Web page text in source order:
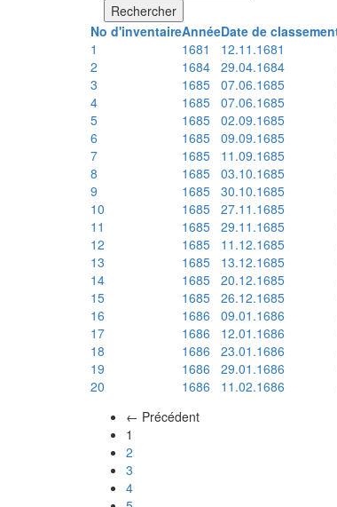
Rechercher
No d'inventaireAnnéeDate de
1
1681 12.11.1681
2
1684 29.04.1684
3
1685 07.06.1685
4
1685 07.06.1685
5
1685 02.09.1685
6
1685 09.09.1685
7
1685 11.09.1685
8
1685 03.10.1685
9
1685 30.10.1685
10
1685 27.11.1685
11
1685 29.11.1685
12
1685 11.12.1685
13
1685 13.12.1685
14
1685 20.12.1685
15
1685 26.12.1685
16
1686 09.01.1686
17
1686 12.01.1686
18
1686 23.01.1686
19
1686 29.01.1686
20
1686 11.02.1686
← Précédent
1
2
3
4